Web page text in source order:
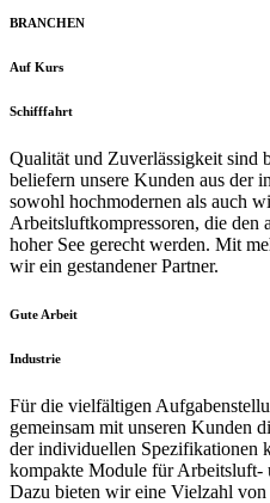
BRANCHEN
Auf Kurs
Schifffahrt
Qualität und Zuverlässigkeit sind
beliefern unsere Kunden aus der
sowohl hochmodernen als auch
Arbeitsluftkompressoren, die den
hoher See gerecht werden. Mit
wir ein gestandener Partner.
Gute Arbeit
Industrie
Für die vielfältigen
gemeinsam mit unseren Kunden
der individuellen Spezifikationen
kompakte Module für Arbeitsluft-
Dazu bieten wir eine Vielzahl